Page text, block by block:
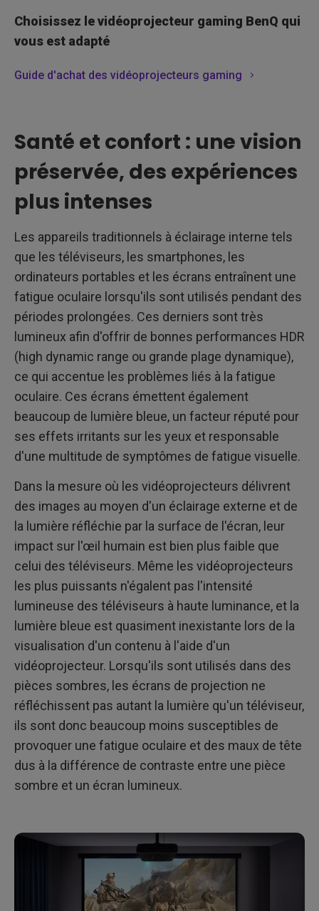
Choisissez le vidéoprojecteur gaming BenQ qui
vous est adapté
Guide d'achat des vidéoprojecteurs gaming
Santé et confort : une vision
préservée, des expériences
plus intenses
Les appareils traditionnels à éclairage interne tels
que les téléviseurs, les smartphones, les
ordinateurs portables et les écrans entraînent une
fatigue oculaire lorsqu'ils sont utilisés pendant des
périodes prolongées. Ces derniers sont très
lumineux afin d'offrir de bonnes performances HDR
(high dynamic range ou grande plage dynamique),
ce qui accentue les problèmes liés à la fatigue
oculaire. Ces écrans émettent également
beaucoup de lumière bleue, un facteur réputé pour
ses effets irritants sur les yeux et responsable
d'une multitude de symptômes de fatigue visuelle.
Dans la mesure où les vidéoprojecteurs délivrent
des images au moyen d'un éclairage externe et de
la lumière réfléchie par la surface de l'écran, leur
impact sur l'œil humain est bien plus faible que
celui des téléviseurs. Même les vidéoprojecteurs
les plus puissants n'égalent pas l'intensité
lumineuse des téléviseurs à haute luminance, et la
lumière bleue est quasiment inexistante lors de la
visualisation d'un contenu à l'aide d'un
vidéoprojecteur. Lorsqu'ils sont utilisés dans des
pièces sombres, les écrans de projection ne
réfléchissent pas autant la lumière qu'un téléviseur,
ils sont donc beaucoup moins susceptibles de
provoquer une fatigue oculaire et des maux de tête
dus à la différence de contraste entre une pièce
sombre et un écran lumineux.